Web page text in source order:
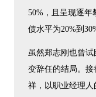
50%，且呈现逐年
债水平为20%到
虽然郑志刚也曾
变辞任的结局。
祥，以职业经理